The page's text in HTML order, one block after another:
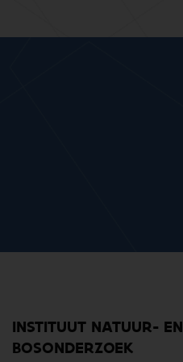
INSTITUUT NATUUR- EN
BOSONDERZOEK